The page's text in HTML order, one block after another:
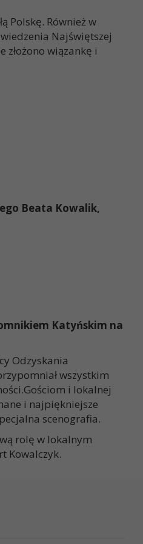
Polskę. Również w
Najświętszej
wiązankę i
Beata Kowalik,
Katyńskim na
Odzyskania
wszystkim
i lokalnej
i najpiękniejsze
scenografia.
rolę w lokalnym
Kowalczyk.